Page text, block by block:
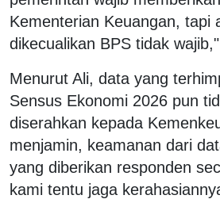
Kementerian Keuangan, tapi
dikecualikan BPS tidak
Menurut Ali, data yang
Sensus Ekonomi 2026 pun
diserahkan kepada
menjamin, keamanan dari
yang diberikan responden
kami tentu jaga